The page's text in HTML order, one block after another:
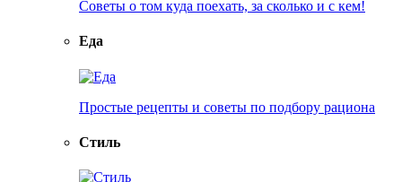
Советы о том куда поехать, за сколько и с кем!
Еда
Простые рецепты и советы по подбору рациона
Стиль